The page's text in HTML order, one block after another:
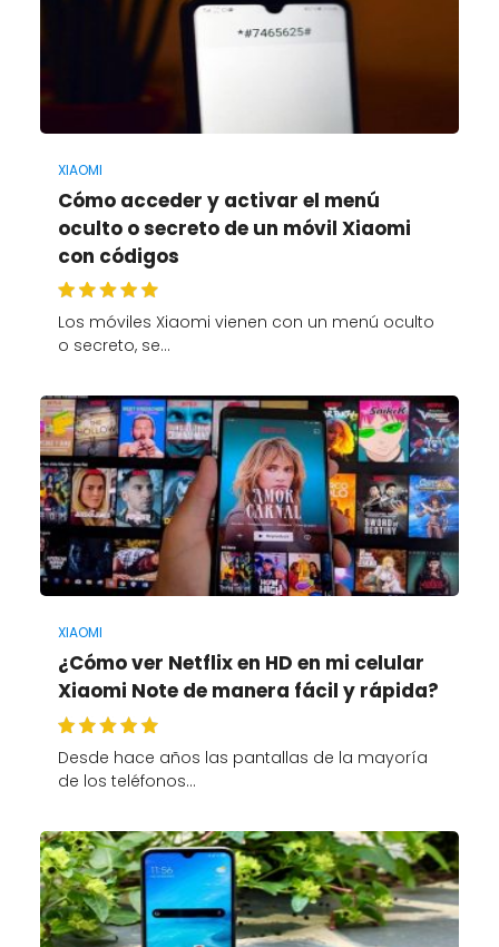
XIAOMI
Cómo acceder y activar el menú
oculto o secreto de un móvil Xiaomi
con códigos
Los móviles Xiaomi vienen con un menú oculto
o secreto, se…
XIAOMI
¿Cómo ver Netflix en HD en mi celular
Xiaomi Note de manera fácil y rápida?
Desde hace años las pantallas de la mayoría
de los teléfonos…